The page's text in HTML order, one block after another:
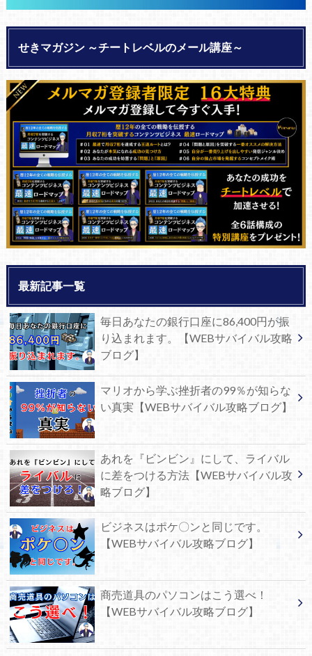
せきマガジン ～チートレベルのメール講座～
最新記事一覧
毎日あなたの銀行口座に86,400円が振
り込まれます。【WEBサバイバル攻略
ブログ】
マリオから学ぶ挫折者の99％が知らな
い真実【WEBサバイバル攻略ブログ】
あれを『ビンビン』にして、ライバル
に差をつける方法【WEBサバイバル攻
略ブログ】
ビジネスはポケ〇ンと同じです。
【WEBサバイバル攻略ブログ】
商売道具のパソコンはこう選べ！
【WEBサバイバル攻略ブログ】